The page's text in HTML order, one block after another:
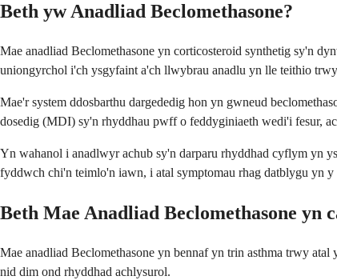
Beth yw Anadliad Beclomethasone?
Mae anadliad Beclomethasone yn corticosteroid synthetig sy'n
uniongyrchol i'ch ysgyfaint a'ch llwybrau anadlu yn lle teithio
Mae'r system ddosbarthu dargededig hon yn gwneud
dosedig (MDI) sy'n rhyddhau pwff o feddyginiaeth wedi'i fesur,
Yn wahanol i anadlwyr achub sy'n darparu rhyddhad cyflym yn
fyddwch chi'n teimlo'n iawn, i atal symptomau rhag datblygu yn y
Beth Mae Anadliad Beclomethasone yn
Mae anadliad Beclomethasone yn bennaf yn trin asthma trwy
nid dim ond rhyddhad achlysurol.